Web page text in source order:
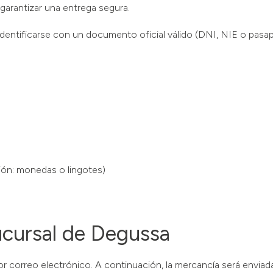
una entrega segura.
con un documento oficial válido (DNI, NIE o
monedas o lingotes)
de Degussa
correo electrónico. A continuación, la mercancía será